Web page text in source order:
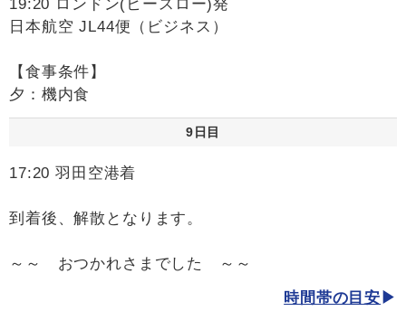
19:20 ロンドン(ヒースロー)発
日本航空 JL44便（ビジネス）
【食事条件】
夕：機内食
9日目
17:20 羽田空港着
到着後、解散となります。
～～ おつかれさまでした ～～
時間帯の目安